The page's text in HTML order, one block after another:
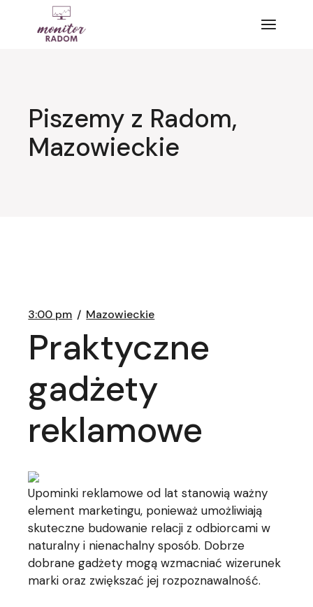
Piszemy z Radom,
Mazowieckie
3:00 pm Mazowieckie
Praktyczne
gadżety
reklamowe
Upominki reklamowe od lat stanowią ważny
element marketingu, ponieważ umożliwiają
skuteczne budowanie relacji z odbiorcami w
naturalny i nienachalny sposób. Dobrze
dobrane gadżety mogą wzmacniać wizerunek
marki oraz zwiększać jej rozpoznawalność.